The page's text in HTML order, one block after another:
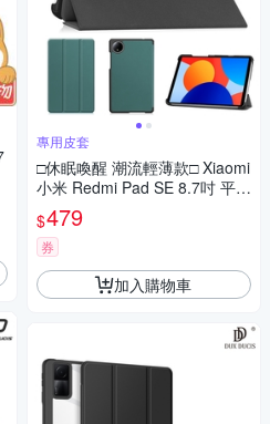
專用皮套
□休眠喚醒 潮流輕薄款□ Xiaomi
小米 Redmi Pad SE 8.7吋 平板
電腦保護套 三折斜立 專用皮套
$479
券
加入購物車